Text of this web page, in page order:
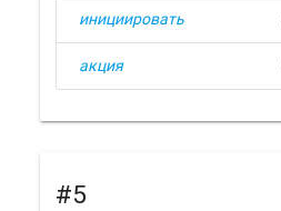
инициировать
акция
#5